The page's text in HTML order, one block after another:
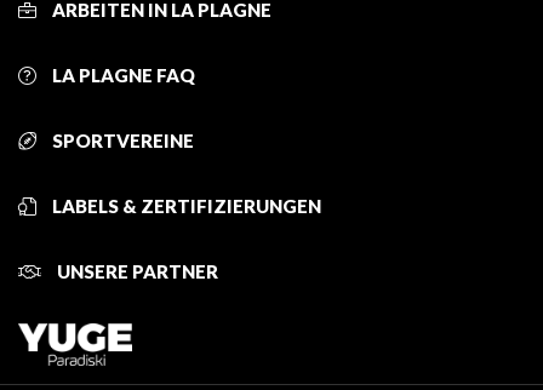
ARBEITEN IN LA PLAGNE
LA PLAGNE FAQ
SPORTVEREINE
LABELS & ZERTIFIZIERUNGEN
UNSERE PARTNER